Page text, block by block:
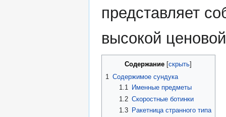
представляет
высокой
Содержание
1 Содержимое сундука
1.1
Именные предметы
1.2 Скоростные ботинки
1.3
Ракетница странного типа